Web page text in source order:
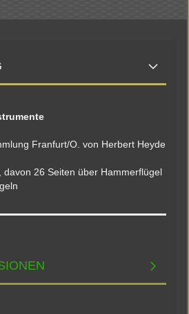
Franfurt/O. von Herbert Heyde
davon 26 Seiten über Hammerflügel